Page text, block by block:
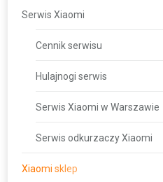
Serwis Xiaomi
Cennik serwisu
Hulajnogi serwis
Serwis Xiaomi w Warszawie
Serwis odkurzaczy Xiaomi
Xiaomi sklep